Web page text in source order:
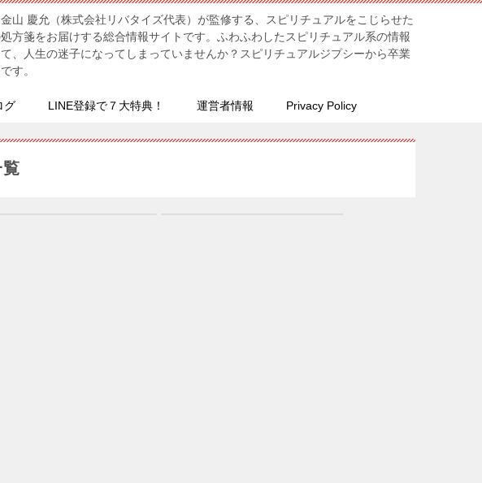
山 慶允（株式会社リバタイズ代表）が監修する、スピリチュアルをこじらせた
方箋をお届けする総合情報サイトです。ふわふわしたスピリチュアル系の情報
、人生の迷子になってしまっていませんか？スピリチュアルジプシーから卒業
す。
グ LINE登録で７大特典！ 運営者情報 Privacy Policy
覧